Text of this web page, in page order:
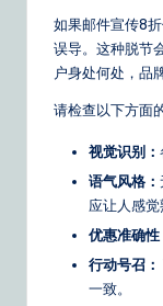
如果邮件宣传8
误导。这种脱节
户身处何处，品
请检查以下方面
视觉识别：
语气风格：
应让人感觉
优惠准确性
行动号召：
一致。